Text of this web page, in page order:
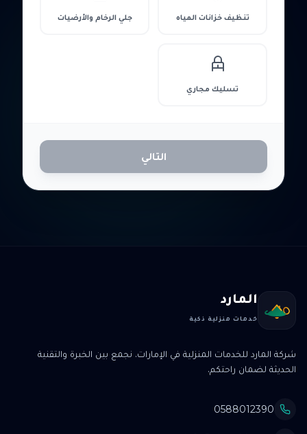
تنظيف خزانات المياه جلي الرخام والأرضيات
تسليك مجاري
التالي
المارد
خدمات منزلية ذكية
شركة المارد للخدمات المنزلية في الإمارات. نجمع بين الخبرة والتقنية
الحديثة لضمان راحتكم.
0588012390